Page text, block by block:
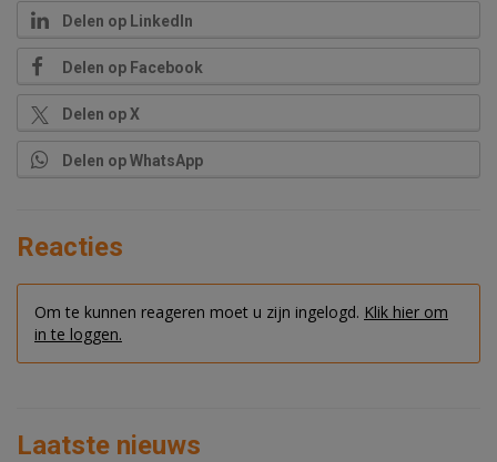
Delen op LinkedIn
Delen op Facebook
Delen op X
Delen op WhatsApp
Reacties
Om te kunnen reageren moet u zijn ingelogd. Klik hier om
in te loggen.
Laatste nieuws